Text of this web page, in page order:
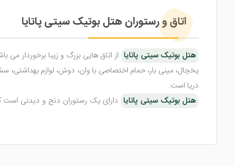
اتاق و رستوران هتل بوتیک سیتی پاتایا
هتل بوتیک سیتی پاتایا از اتاق هایی بزرگ و زیبا برخوردار
یخچال، مینی بار، حمام اختصاصی با وان، دوش، لوازم بهداشتی،
دریا است.
هتل بوتیک سیتی پاتایا دارای یک رستوران دنج و دیدنی است
چیده شده تا مکانی مناسب برای صرف غذا ایجاد شود. در سالن
امکانات هتل بوتیک سیتی پاتایا